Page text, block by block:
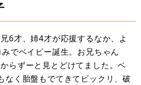
6才、姉4才が応援するなか、よ
でベイビー誕生。お兄ちゃん
らずーと見とどけてました。ベ
なく胎盤もでてきてビックリ、破